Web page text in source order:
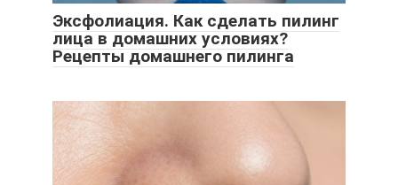
Эксфолиация. Как сделать пилинг
лица в домашних условиях?
Рецепты домашнего пилинга